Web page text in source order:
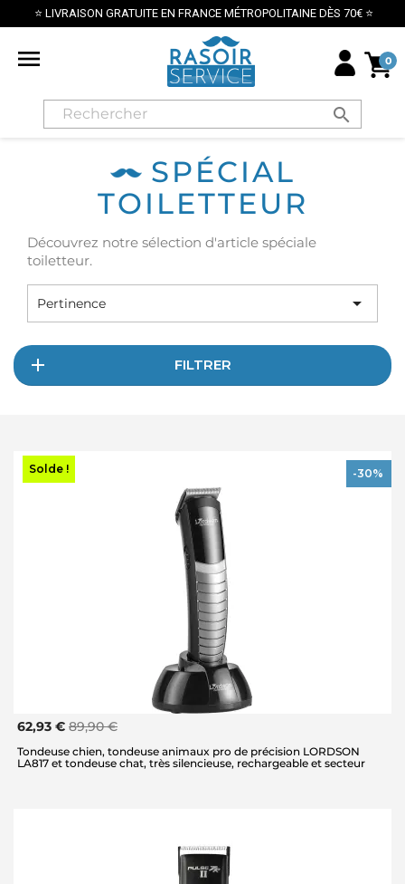
⭐ LIVRAISON GRATUITE EN FRANCE MÉTROPOLITAINE DÈS 70€ ⭐
 0
search
SPÉCIAL
TOILETTEUR
Découvrez notre sélection d'article spéciale
toiletteur.
Pertinence 
FILTRER
Solde ! -30%
62,93 € 89,90 €
Tondeuse chien, tondeuse animaux pro de précision LORDSON
LA817 et tondeuse chat, très silencieuse, rechargeable et secteur